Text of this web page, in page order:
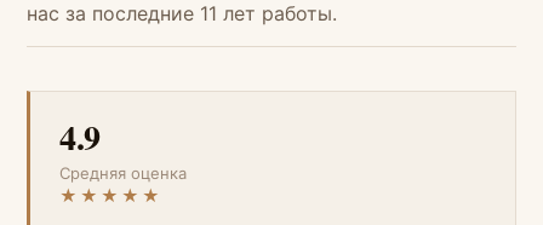
нас за последние 11 лет работы.
4.9
Средняя оценка
★★★★★